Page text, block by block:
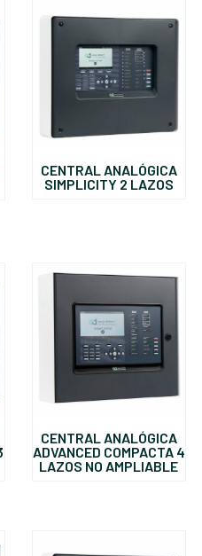
los
CENTRAL ANALÓGICA
SIMPLICITY 2 LAZOS
CENTRAL ANALÓGICA
ADVANCED COMPACTA 4
LAZOS NO AMPLIABLE